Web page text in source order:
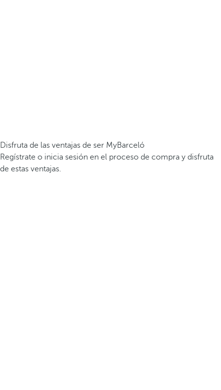
Disfruta de las ventajas de ser MyBarceló
Regístrate o inicia sesión en el proceso de compra y disfruta
de estas ventajas.